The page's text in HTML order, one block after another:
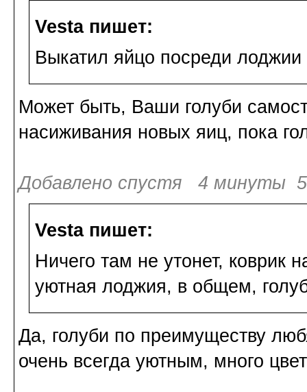
Vesta пишет:
Выкатил яйцо посреди лоджии
Может быть, Ваши голуби
насиживания новых яиц, пока
Добавлено спустя 4 минуты
Vesta пишет:
Ничего там не утонет, коврик
уютная лоджия, в общем,
Да, голуби по преимуществу
очень всегда уютным, много